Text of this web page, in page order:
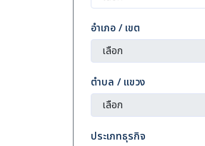
อำเภอ / เขต
ตำบล / แขวง
ประเภทธุรกิจ